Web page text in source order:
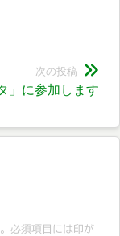
次の投稿
投
」に参加します
必須項目には印が